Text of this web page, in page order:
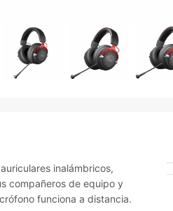
inalámbricos,
compañeros de equipo y
funciona a distancia.